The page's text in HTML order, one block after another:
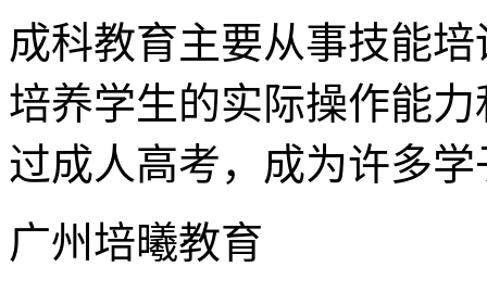
成科教育主要从事技能
培养学生的实际操作能
过成人高考，成为许多
广州培曦教育